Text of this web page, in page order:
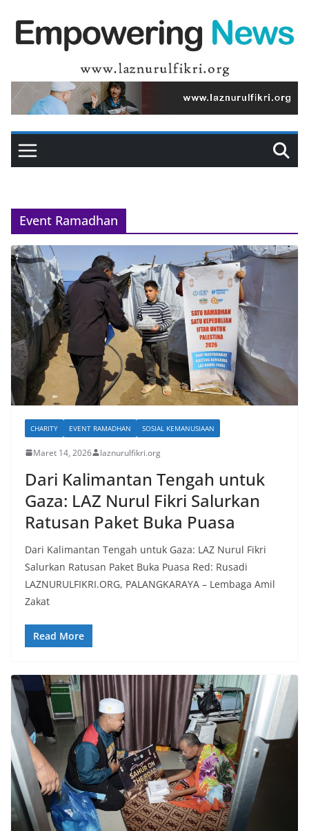
content
Event Ramadhan
CHARITY EVENT RAMADHAN SOSIAL KEMANUSIAAN
Maret 14, 2026 laznurulfikri.org
Dari Kalimantan Tengah untuk
Gaza: LAZ Nurul Fikri Salurkan
Ratusan Paket Buka Puasa
Dari Kalimantan Tengah untuk Gaza: LAZ Nurul Fikri
Salurkan Ratusan Paket Buka Puasa Red: Rusadi
LAZNURULFIKRI.ORG, PALANGKARAYA – Lembaga Amil
Zakat
Read More